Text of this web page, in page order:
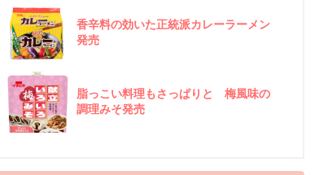
香辛料の効いた正統派カレーラーメン
発売
脂っこい料理もさっぱりと 梅風味の
調理みそ発売